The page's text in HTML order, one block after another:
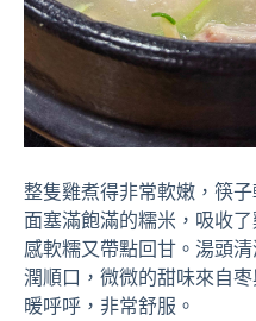
整隻雞煮得非常軟嫩，筷
面塞滿飽滿的糯米，吸收
感軟糯又帶點回甘。湯頭
潤順口，微微的甜味來自
暖呼呼，非常舒服。